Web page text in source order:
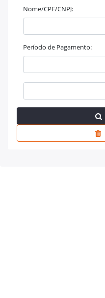
Nome/CPF/CNPJ:
Período de Pagamento: